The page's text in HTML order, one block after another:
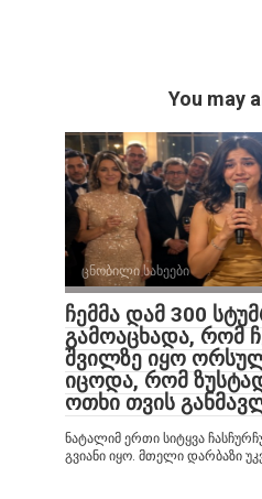
You may
ცნობილი სახეები
ჩემმა დამ 300
გამოაცხადა, რომ
შვილზე იყო
იცოდა, რომ
ოთხი თვის
ნატალიმ ერთი სიტყვა
გვიანი იყო. მთელი დარბაზი